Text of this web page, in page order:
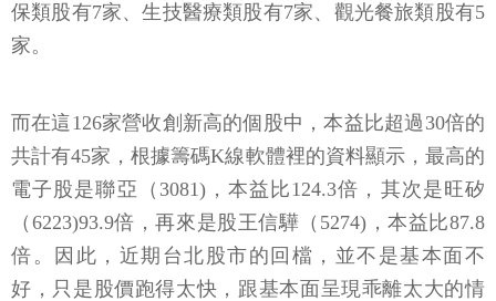
保類股有7家、生技醫療類股有7家、觀光餐旅類股有5
家。
而在這126家營收創新高的個股中，本益比超過30倍的
共計有45家，根據籌碼K線軟體裡的資料顯示，最高的
電子股是聯亞（3081)，本益比124.3倍，其次是旺矽
（6223)93.9倍，再來是股王信驊（5274)，本益比87.8
倍。因此，近期台北股市的回檔，並不是基本面不
好，只是股價跑得太快，跟基本面呈現乖離太大的情